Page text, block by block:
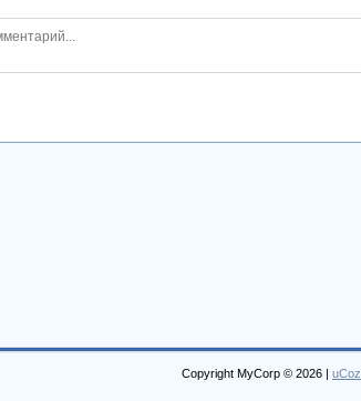
Copyright MyCorp © 2026 | uCoz